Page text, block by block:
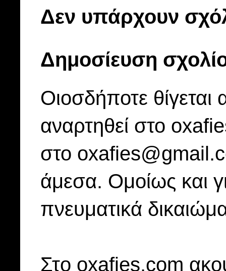
Δεν υπάρχουν
Δημοσίευση
Οιοσδήποτε
αναρτηθεί στο
στο
άμεσα. Ομοίως και
πνευματικά
Στo oxafies.com